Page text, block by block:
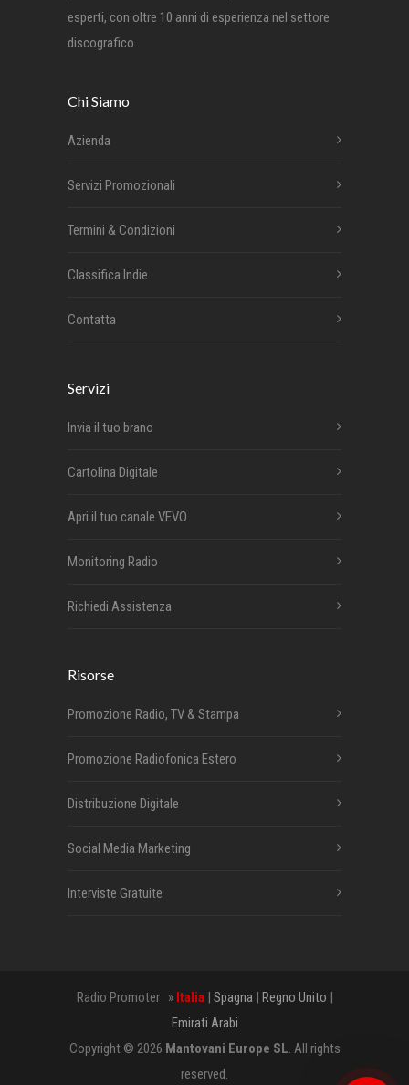
esperti, con oltre 10 anni di esperienza nel settore
discografico.
Chi Siamo
Azienda
Servizi Promozionali
Termini & Condizioni
Classifica Indie
Contatta
Servizi
Invia il tuo brano
Cartolina Digitale
Apri il tuo canale VEVO
Monitoring Radio
Richiedi Assistenza
Risorse
Promozione Radio, TV & Stampa
Promozione Radiofonica Estero
Distribuzione Digitale
Social Media Marketing
Interviste Gratuite
Radio Promoter » Italia| Spagna | Regno Unito |
Emirati Arabi
Copyright © 2026 Mantovani Europe SL. All rights
reserved.